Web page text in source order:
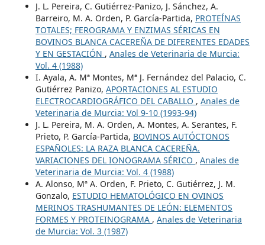
J. L. Pereira, C. Gutiérrez-Panizo, J. Sánchez, A.
Barreiro, M. A. Orden, P. García-Partida, PROTEÍNAS
TOTALES; FEROGRAMA Y ENZIMAS SÉRICAS EN
BOVINOS BLANCA CACEREÑA DE DIFERENTES EDADES
Y EN GESTACIÓN , Anales de Veterinaria de Murcia:
Vol. 4 (1988)
I. Ayala, A. Mª Montes, Mª J. Fernández del Palacio, C.
Gutiérrez Panizo, APORTACIONES AL ESTUDIO
ELECTROCARDIOGRÁFICO DEL CABALLO , Anales de
Veterinaria de Murcia: Vol 9-10 (1993-94)
J. L. Pereira, M. A. Orden, A. Montes, A. Serantes, F.
Prieto, P. García-Partida, BOVINOS AUTÓCTONOS
ESPAÑOLES: LA RAZA BLANCA CACEREÑA.
VARIACIONES DEL IONOGRAMA SÉRICO , Anales de
Veterinaria de Murcia: Vol. 4 (1988)
A. Alonso, Mª A. Orden, F. Prieto, C. Gutiérrez, J. M.
Gonzalo, ESTUDIO HEMATOLÓGICO EN OVINOS
MERINOS TRASHUMANTES DE LEÓN: ELEMENTOS
FORMES Y PROTEINOGRAMA , Anales de Veterinaria
de Murcia: Vol. 3 (1987)